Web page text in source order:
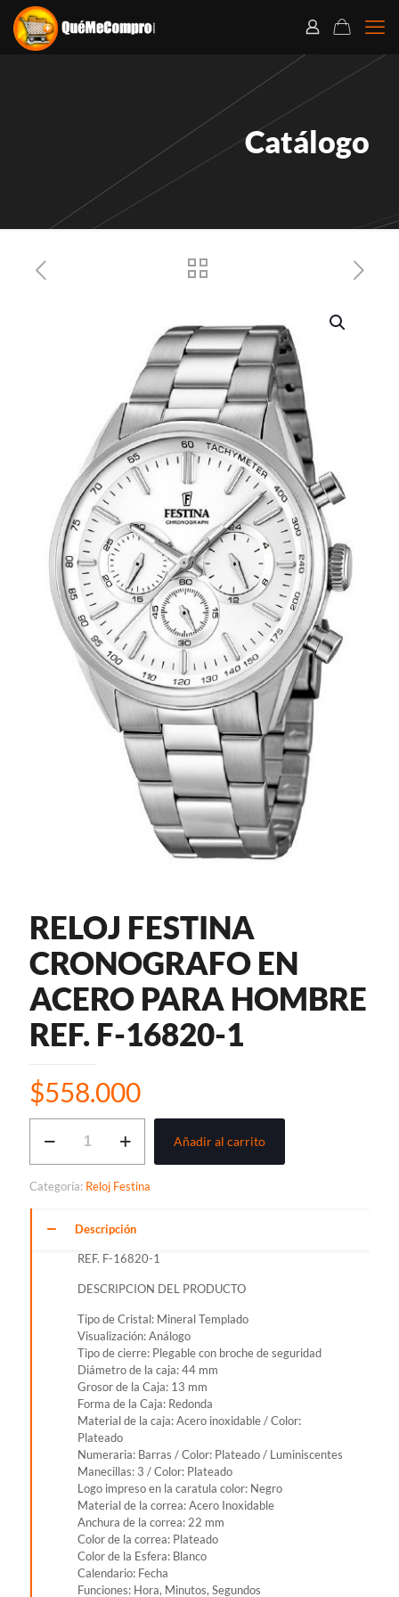
Catálogo
RELOJ FESTINA
CRONOGRAFO EN
ACERO PARA HOMBRE
REF. F-16820-1
$558.000
FESTINA
ACERO
PARA
HOMBRE
Añadir al carrito
Categoría: Reloj Festina
Descripción
REF. F-16820-1
DESCRIPCION DEL PRODUCTO
Tipo de Cristal: Mineral Templado
Visualización: Análogo
Tipo de cierre: Plegable con broche de seguridad
Diámetro de la caja: 44 mm
Grosor de la Caja: 13 mm
Forma de la Caja: Redonda
Material de la caja: Acero inoxidable / Color:
Plateado
Numeraria: Barras / Color: Plateado / Luminiscentes
Manecillas: 3 / Color: Plateado
Logo impreso en la caratula color: Negro
Material de la correa: Acero Inoxidable
Anchura de la correa: 22 mm
Color de la correa: Plateado
Color de la Esfera: Blanco
Calendario: Fecha
Funciones: Hora, Minutos, Segundos